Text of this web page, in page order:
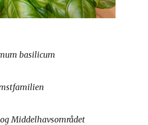
basilicum
Middelhavsområdet